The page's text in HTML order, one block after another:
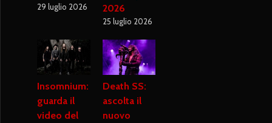
29 luglio 2026
2026
25 luglio 2026
Insomnium:
guarda il
video del
Death SS:
ascolta il
nuovo